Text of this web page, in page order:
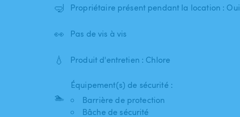
🤿 Propriétaire présent pendant la location : Oui
👀 Pas de vis à vis
💧 Produit d'entretien : Chlore
🏊
Équipement(s) de sécurité :
Barrière de protection
Bâche de sécurité